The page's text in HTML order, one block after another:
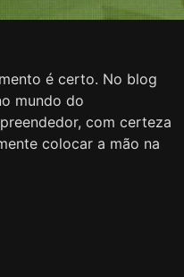
é certo. No blog
mundo do
com certeza
colocar a mão na